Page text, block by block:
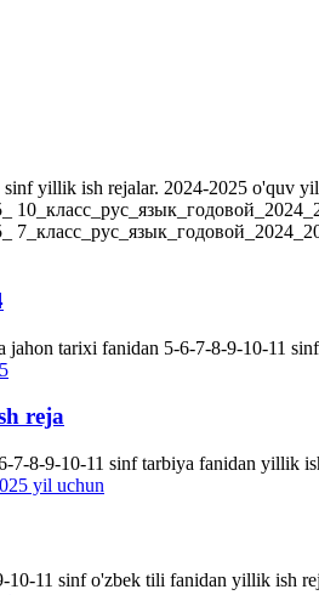
yillik ish rejalar. 2024-2025 o'quv
jahon tarixi fanidan 5-6-7-8-9-10-11
reja
7-8-9-10-11 sinf tarbiya fanidan
11 sinf o'zbek tili fanidan yillik ish